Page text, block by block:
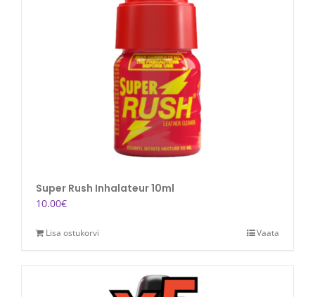
Super Rush Inhalateur 10ml
10.00€
Lisa ostukorvi Vaata